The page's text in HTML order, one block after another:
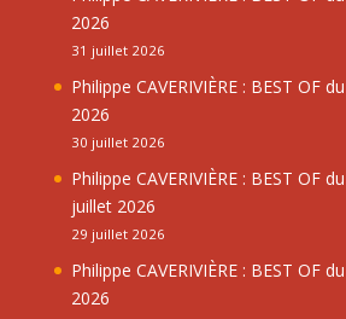
2026
31 juillet 2026
Philippe CAVERIVIÈRE : BEST OF
2026
30 juillet 2026
Philippe CAVERIVIÈRE : BEST OF
juillet 2026
29 juillet 2026
Philippe CAVERIVIÈRE : BEST OF
2026